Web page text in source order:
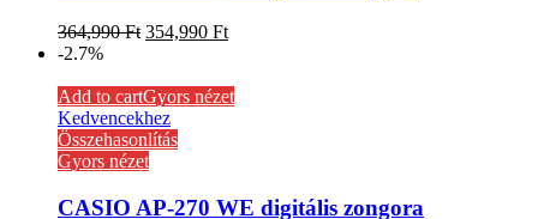
364,990Ft 354,990 Ft
-2.7%
Add to cartGyors nézet
Kedvencekhez
Összehasonlítás
Gyors nézet
CASIO AP-270 WE digitális zongora